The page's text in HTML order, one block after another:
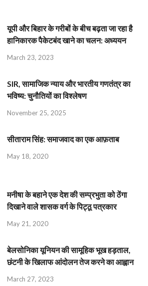
यूपी और बिहार के गरीबों के बीच बढ़ता जा रहा है
हानिकारक पैकेटबंद खाने का चलन: अध्ययन
March 23, 2023
SIR, सामाजिक न्याय और भारतीय गणतंत्र का
भविष्य: चुनौतियों का विश्लेषण
November 25, 2025
सीताराम सिंह: समाजवाद का एक आफ़ताब
May 18, 2020
मनीषा के बहाने एक देश की सम्प्रभुता को ठेंगा
दिखाने वाले शासक वर्ग के पिट्ठू पत्रकार
May 21, 2020
बेलसोनिका यूनियन की सामूहिक भूख हड़ताल,
छंटनी के खिलाफ आंदोलन तेज करने का आह्वान
March 27, 2023